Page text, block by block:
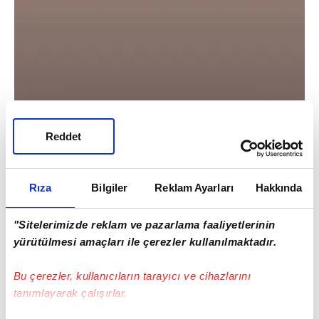
Rıza Bilgiler Reklam Ayarları Hakkında
"Sitelerimizde reklam ve pazarlama faaliyetlerinin
yürütülmesi amaçları ile çerezler kullanılmaktadır.
Bu çerezler, kullanıcıların tarayıcı ve cihazlarını
tanımlayarak çalışırlar.
Reddet
Turki Al-Sheikh , dünyaca ünlü futbolcuya her
bizde oyna" teklifini götürdü.